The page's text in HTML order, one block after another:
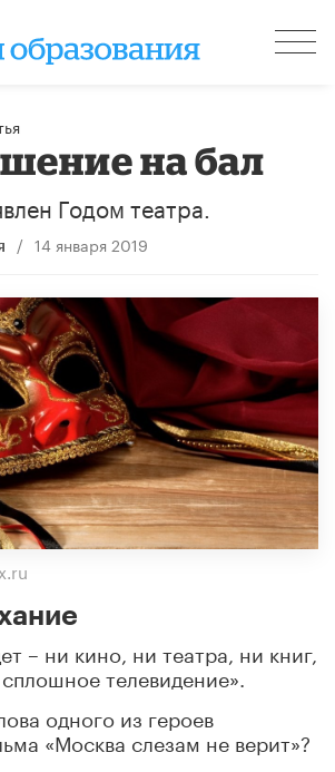
на бал
Годом театра.
/ 14 января 2019
– ни кино, ни театра, ни книг,
телевидение».
одного из героев
«Москва слезам не верит»?